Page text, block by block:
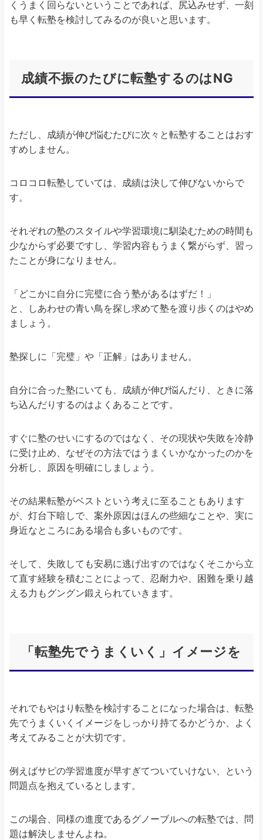
くうまく回らないということであれば、尻込みせず、一刻
も早く転塾を検討してみるのが良いと思います。
成績不振のたびに転塾するのはNG
ただし、成績が伸び悩むたびに次々と転塾することはおす
すめしません。
コロコロ転塾していては、成績は決して伸びないからで
す。
それぞれの塾のスタイルや学習環境に馴染むための時間も
少なからず必要ですし、学習内容もうまく繋がらず、習っ
たことが身になりません。
「どこかに自分に完璧に合う塾があるはずだ！」
と、しあわせの青い鳥を探し求めて塾を渡り歩くのはやめ
ましょう。
塾探しに「完璧」や「正解」はありません。
自分に合った塾にいても、成績が伸び悩んだり、ときに落
ち込んだりするのはよくあることです。
すぐに塾のせいにするのではなく、その現状や失敗を冷静
に受け止め、なぜその方法ではうまくいかなかったのかを
分析し、原因を明確にしましょう。
その結果転塾がベストという考えに至ることもあります
が、灯台下暗しで、案外原因はほんの些細なことや、実に
身近なところにある場合も多いものです。
そして、失敗しても安易に逃げ出すのではなくそこから立
て直す経験を積むことによって、忍耐力や、困難を乗り越
える力もグングン鍛えられていきます。
「転塾先でうまくいく」イメージを
それでもやはり転塾を検討することになった場合は、転塾
先でうまくいくイメージをしっかり持てるかどうか、よく
考えてみることが大切です。
例えばサピの学習進度が早すぎてついていけない、という
問題点を抱えているとします。
この場合、同様の進度であるグノーブルへの転塾では、問
題は解決しませんよね。